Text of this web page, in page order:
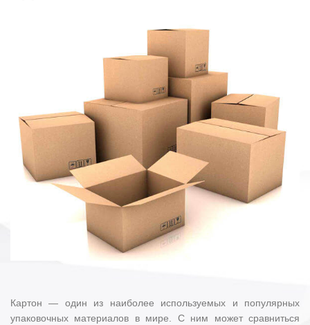
Картон — один из наиболее используемых и популярных
упаковочных материалов в мире. С ним может сравниться